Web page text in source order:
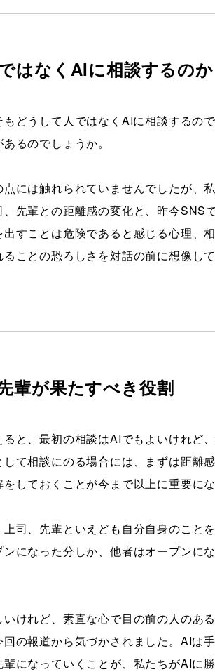
はなくAIに相談するのか
もどうして人ではなくAIに相談するの
るのでしょうか。
には触れられていませんでしたが、
、先輩との距離感の変化と、昨今
すことは危険であると感じる心理、
ことの恐ろしさを対話の前に想像し
輩が果たすべき役割
と、最初の相談はAIでもよいけれど
て相談にのる場合には、まずは距離
しておくことが今まで以上に重要にな
司、先輩といえども自分自身のこと
ンになった分しか、他者はオープンに
いけれど、素直な心で目の前の人のあ
回の報道から気づかされました。AIは
になっていくことが、私たちがAIに